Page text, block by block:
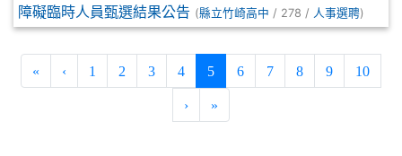
障礙臨時人員甄選結果公告 (縣立竹崎高中 / 278 / 人事選聘)
« ‹ 1 2 3 4 5(current)
6 7 8 9 10
› »